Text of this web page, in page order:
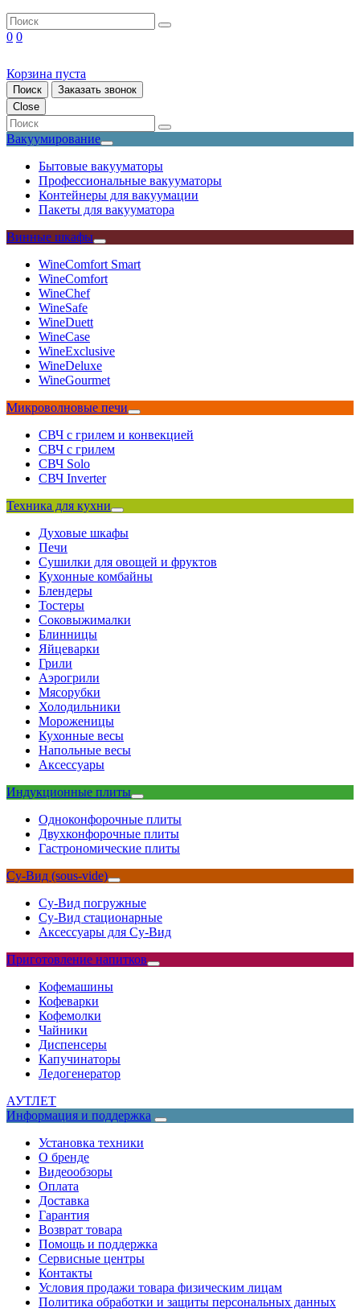
0 0
Корзина пуста
Поиск
Заказать звонок
Close
Вакуумирование
Бытовые вакууматоры
Профессиональные вакууматоры
Контейнеры для вакуумации
Пакеты для вакууматора
Винные шкафы
WineComfort Smart
WineComfort
WineChef
WineSafe
WineDuett
WineCase
WineExclusive
WineDeluxe
WineGourmet
Микроволновые печи
СВЧ с грилем и конвекцией
СВЧ с грилем
СВЧ Solo
СВЧ Inverter
Техника для кухни
Духовые шкафы
Печи
Сушилки для овощей и фруктов
Кухонные комбайны
Блендеры
Тостеры
Соковыжималки
Блинницы
Яйцеварки
Грили
Аэрогрили
Мясорубки
Холодильники
Мороженицы
Кухонные весы
Напольные весы
Аксессуары
Индукционные плиты
Одноконфорочные плиты
Двухконфорочные плиты
Гастрономические плиты
Су-Вид (sous-vide)
Су-Вид погружные
Су-Вид стационарные
Аксессуары для Су-Вид
Приготовление напитков
Кофемашины
Кофеварки
Кофемолки
Чайники
Диспенсеры
Капучинаторы
Ледогенератор
АУТЛЕТ
Информация и поддержка
Установка техники
О бренде
Видеообзоры
Оплата
Доставка
Гарантия
Возврат товара
Помощь и поддержка
Сервисные центры
Контакты
Условия продажи товара физическим лицам
Политика обработки и защиты персональных данных